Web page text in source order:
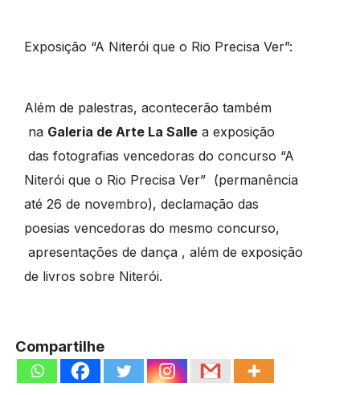
Exposição “A Niterói que o Rio Precisa Ver”:
Além de palestras, acontecerão também
na Galeria de Arte La Sallea exposição
das fotografias vencedoras do concurso “A
Niterói que o Rio Precisa Ver” (permanência
até 26 de novembro), declamação das
poesias vencedoras do mesmo concurso,
apresentações de dança , além de exposição
de livros sobre Niterói.
Compartilhe